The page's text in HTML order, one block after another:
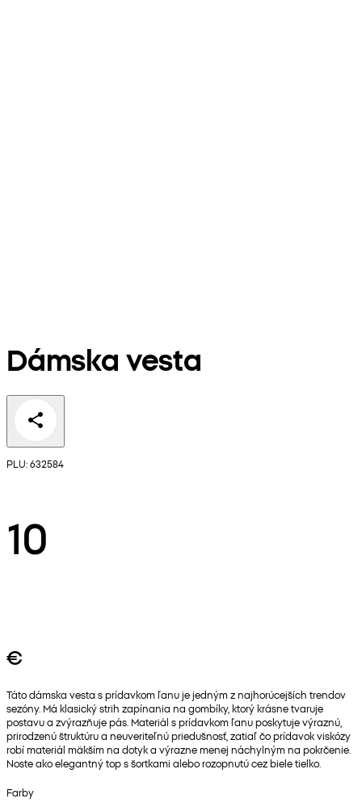
Dámska vesta
PLU: 632584
10
€
Táto dámska vesta s prídavkom ľanu je jedným z najhorúcejších trendov
sezóny. Má klasický strih zapínania na gombíky, ktorý krásne tvaruje
postavu a zvýrazňuje pás. Materiál s prídavkom ľanu poskytuje výraznú,
prirodzenú štruktúru a neuveriteľnú priedušnosť, zatiaľ čo prídavok viskózy
robí materiál mäkším na dotyk a výrazne menej náchylným na pokrčenie.
Noste ako elegantný top s šortkami alebo rozopnutú cez biele tielko.
Farby